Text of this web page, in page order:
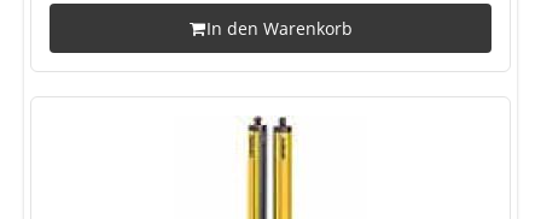
In den Warenkorb